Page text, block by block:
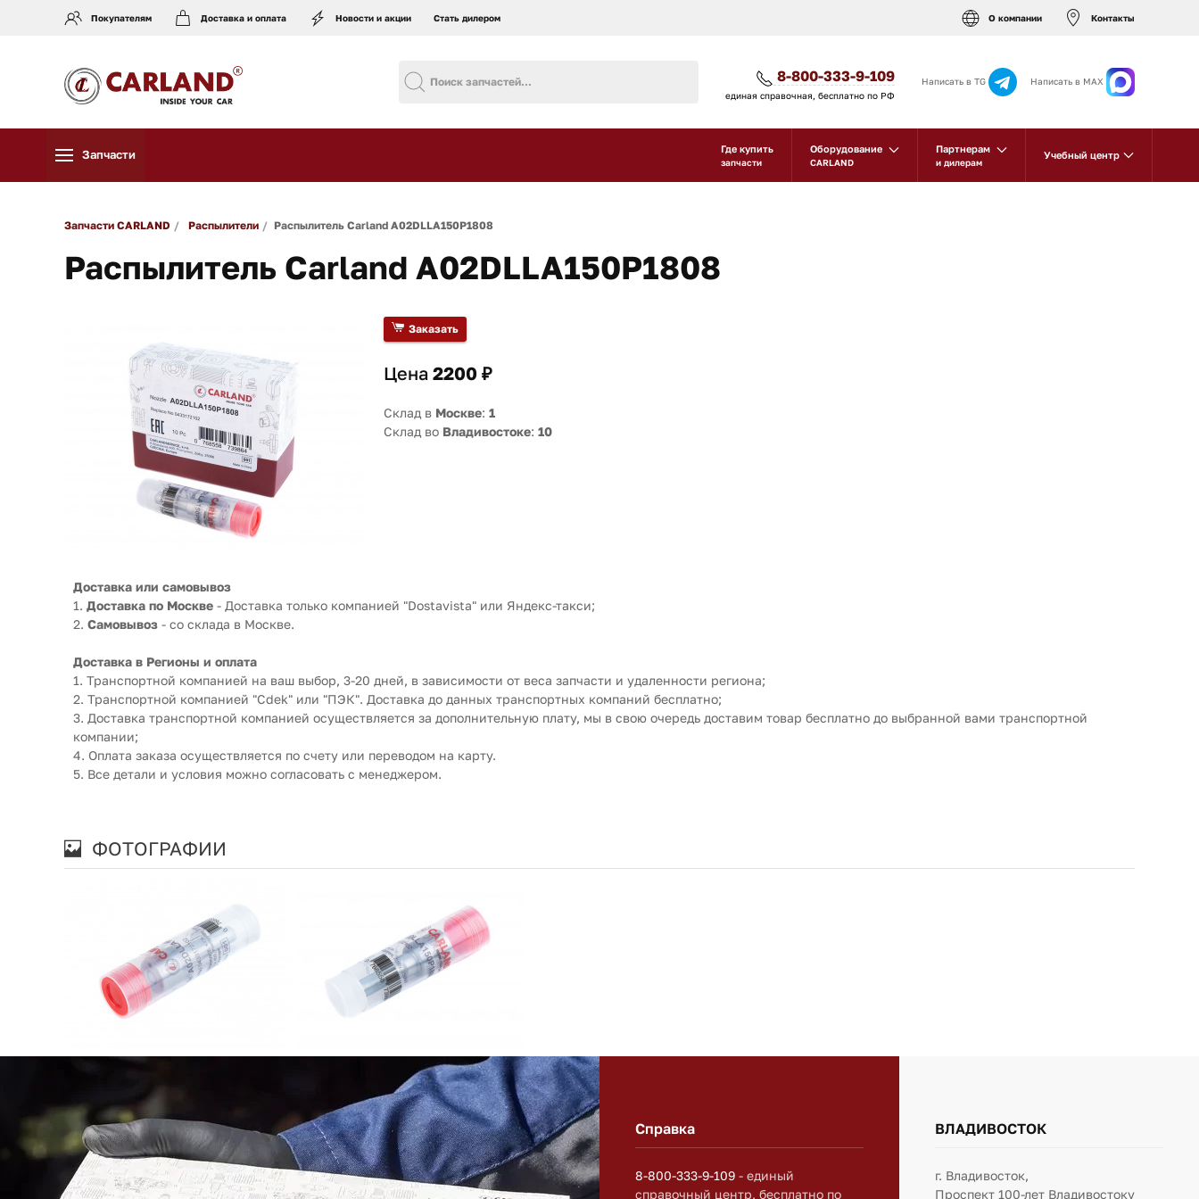
Покупателям Доставка и оплата Новости и акции Стать дилером О компании Контакты
8-800-333-9-109
единая справочная, бесплатно по РФ
Написать в TG Написать в MAX
Запчасти Где купить
запчасти
Оборудование
CARLAND
Партнерам
и дилерам
Учебный центр
Запчасти CARLAND Распылители Распылитель Carland A02DLLA150P1808
Распылитель Carland A02DLLA150P1808
Заказать
Цена 2200 ₽
Склад в Москве: 1
Склад во Владивостоке: 10
Доставка или самовывоз
1. Доставка по Москве - Доставка только компанией "Dostavista" или Яндекс-такси;
2. Самовывоз - со склада в Москве.
Доставка в Регионы и оплата
1. Транспортной компанией на ваш выбор, 3-20 дней, в зависимости от веса запчасти и удаленности региона;
2. Транспортной компанией "Cdek" или "ПЭК". Доставка до данных транспортных компаний бесплатно;
3. Доставка транспортной компанией осуществляется за дополнительную плату, мы в свою очередь доставим товар бесплатно до выбранной вами транспортной
компании;
4. Оплата заказа осуществляется по счету или переводом на карту.
5. Все детали и условия можно согласовать с менеджером.
ФОТОГРАФИИ
Справка
8-800-333-9-109 - единый
справочный центр, бесплатно по
ВЛАДИВОСТОК
г. Владивосток,
Проспект 100-лет Владивостоку